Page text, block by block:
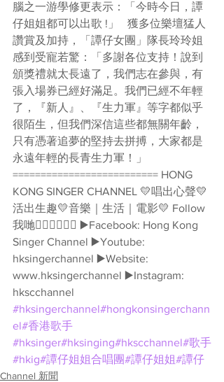
腦之一游學修更表示：「今時今日，譚
仔姐姐都可以出歌 !」   獲多位樂壇猛人
讚賞及加持，「譚仔女團」隊長玲玲姐
感到受寵若驚：「多謝各位支持！說到
頒獎禮就太長遠了，我們志在參與，有
張入場券已經好滿足。我們已經不年輕
了，『新人』、『生力軍』等字都似乎
很陌生，但我們深信這些都無關年齡，
只有憑著追夢的堅持去拼搏，大家都是
永遠年輕的長青生力軍！」
========================== HONG
KONG SINGER CHANNEL 💛唱出心聲💛
活出生趣💛音樂｜生活｜電影💛 Follow
我哋👇🏻👇🏻🥰🥰 ▶️Facebook: Hong Kong
Singer Channel ▶️Youtube:
hksingerchannel ▶️Website:
www.hksingerchannel ▶️Instagram:
hkscchannel
#hksingerchannel#hongkonsingerchann
el#香港歌手
#hksinger#hksinging#hkscchannel#歌手
#hkig#譚仔姐姐合唱團#譚仔姐姐#譚仔
Channel 新聞